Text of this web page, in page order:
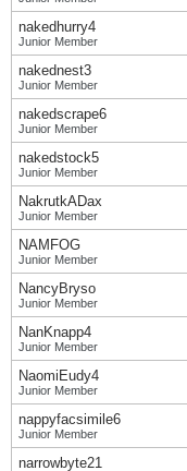
nakedhurry4
Junior Member
nakednest3
Junior Member
nakedscrape6
Junior Member
nakedstock5
Junior Member
NakrutkADax
Junior Member
NAMFOG
Junior Member
NancyBryso
Junior Member
NanKnapp4
Junior Member
NaomiEudy4
Junior Member
nappyfacsimile6
Junior Member
narrowbyte21